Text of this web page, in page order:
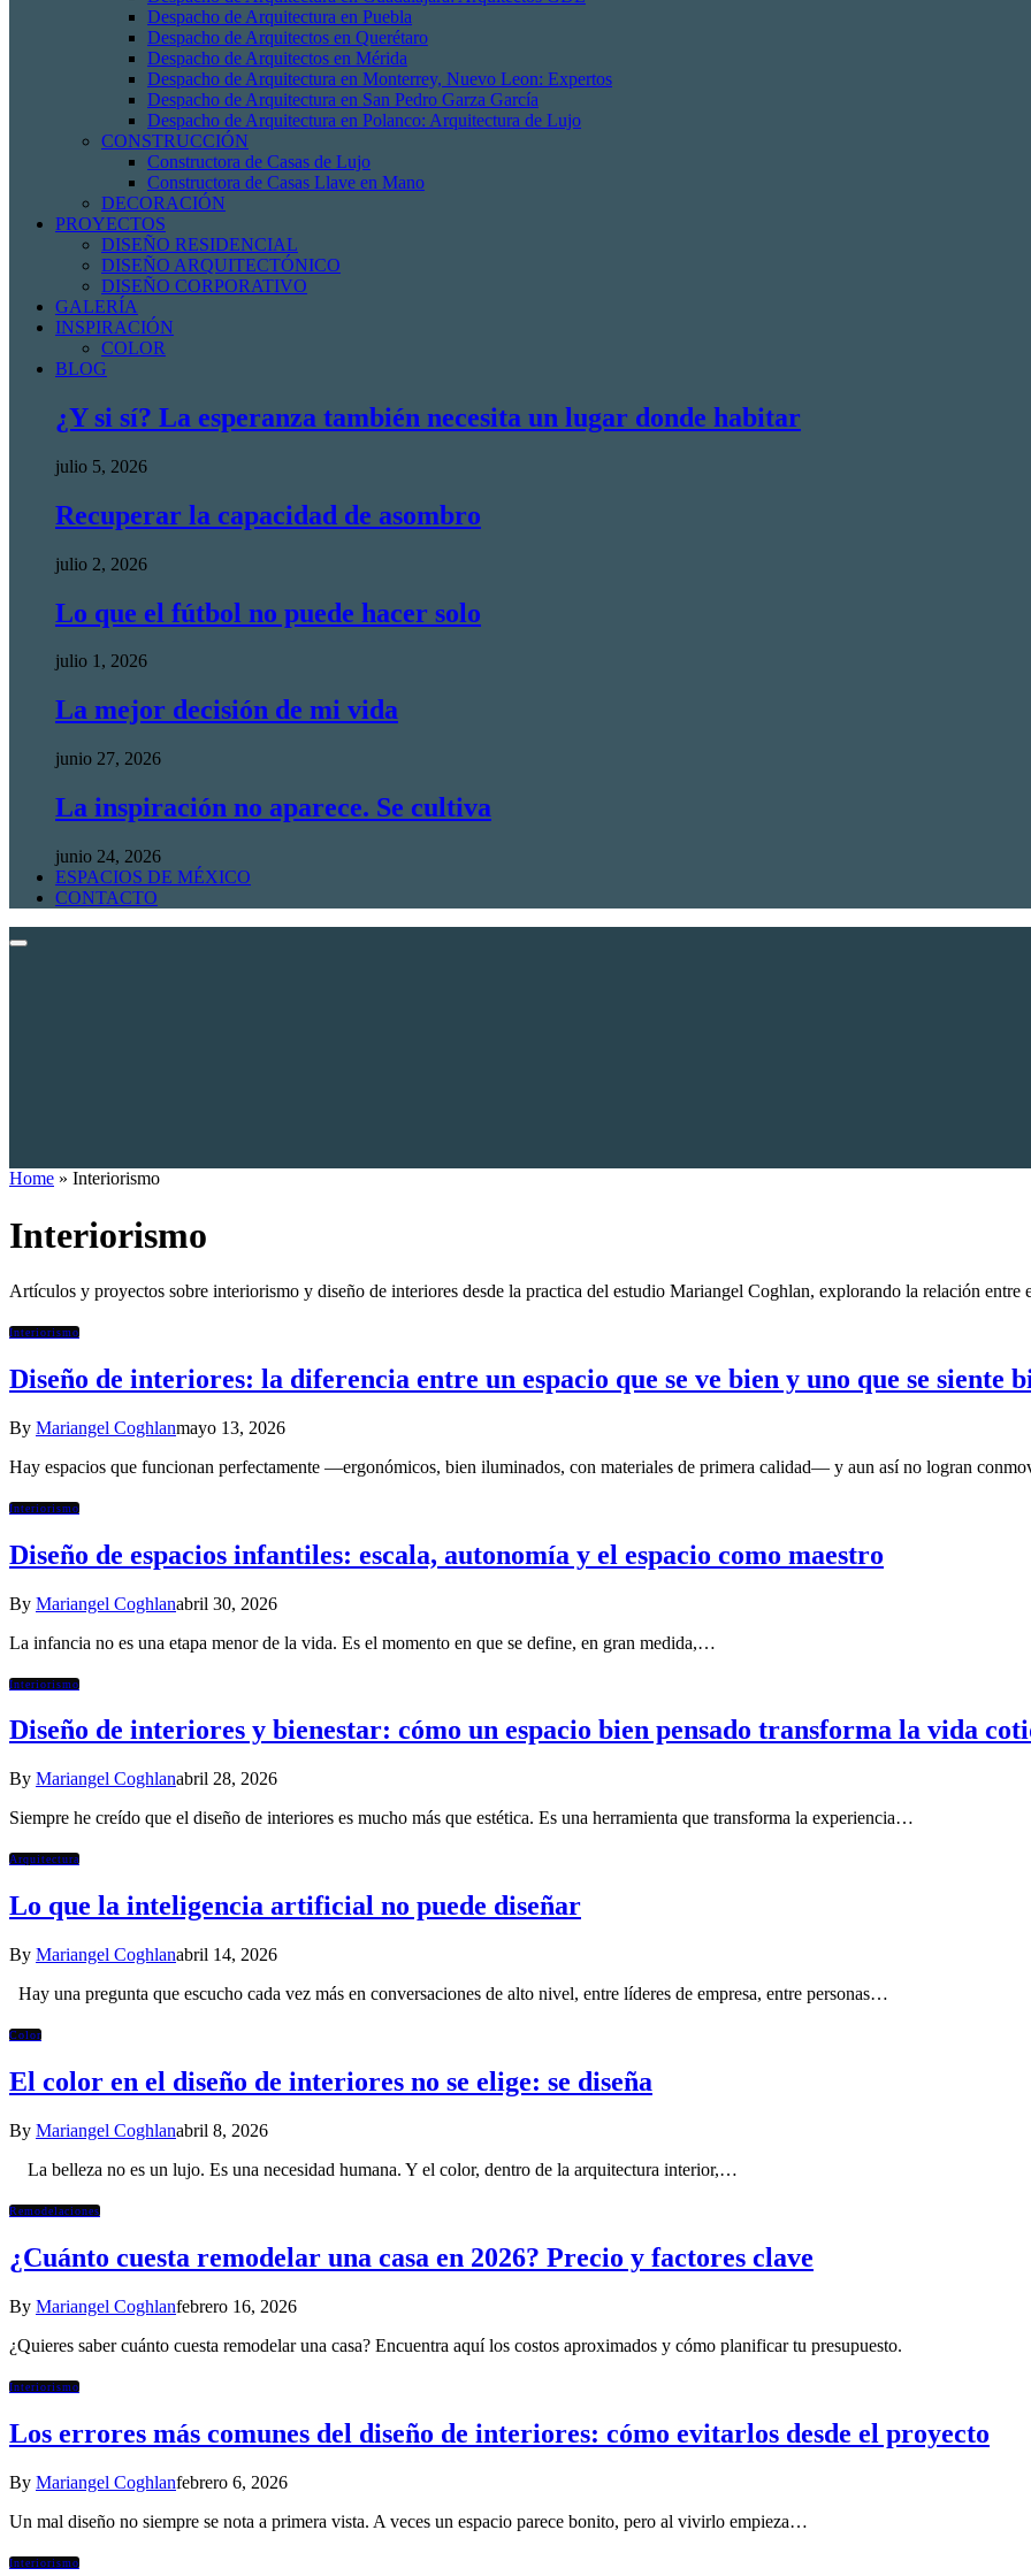
Despacho de Arquitectura en Puebla
Despacho de Arquitectos en Querétaro
Despacho de Arquitectos en Mérida
Despacho de Arquitectura en Monterrey, Nuevo Leon: Expertos
Despacho de Arquitectura en San Pedro Garza García
Despacho de Arquitectura en Polanco: Arquitectura de Lujo
CONSTRUCCIÓN
Constructora de Casas de Lujo
Constructora de Casas Llave en Mano
DECORACIÓN
PROYECTOS
DISEÑO RESIDENCIAL
DISEÑO ARQUITECTÓNICO
DISEÑO CORPORATIVO
GALERÍA
INSPIRACIÓN
COLOR
BLOG
¿Y si sí? La esperanza también necesita un lugar donde habitar
julio 5, 2026
Recuperar la capacidad de asombro
julio 2, 2026
Lo que el fútbol no puede hacer solo
julio 1, 2026
La mejor decisión de mi vida
junio 27, 2026
La inspiración no aparece. Se cultiva
junio 24, 2026
ESPACIOS DE MÉXICO
CONTACTO
Home » Interiorismo
Interiorismo
Artículos y proyectos sobre interiorismo y diseño de interiores desde la practica del estudio Mariangel Coghlan, explorando la relación entre
Interiorismo
Diseño de interiores: la diferencia entre un espacio que se ve bien y uno que se siente
By Mariangel Coghlanmayo 13, 2026
Hay espacios que funcionan perfectamente —ergonómicos, bien iluminados, con materiales de primera calidad— y aun así no logran
Interiorismo
Diseño de espacios infantiles: escala, autonomía y el espacio como maestro
By Mariangel Coghlanabril 30, 2026
La infancia no es una etapa menor de la vida. Es el momento en que se define, en gran medida,…
Interiorismo
Diseño de interiores y bienestar: cómo un espacio bien pensado transforma la vida
By Mariangel Coghlanabril 28, 2026
Siempre he creído que el diseño de interiores es mucho más que estética. Es una herramienta que transforma la experiencia…
Arquitectura
Lo que la inteligencia artificial no puede diseñar
By Mariangel Coghlanabril 14, 2026
Hay una pregunta que escucho cada vez más en conversaciones de alto nivel, entre líderes de empresa, entre personas…
Color
El color en el diseño de interiores no se elige: se diseña
By Mariangel Coghlanabril 8, 2026
La belleza no es un lujo. Es una necesidad humana. Y el color, dentro de la arquitectura interior,…
Remodelaciones
¿Cuánto cuesta remodelar una casa en 2026? Precio y factores clave
By Mariangel Coghlanfebrero 16, 2026
¿Quieres saber cuánto cuesta remodelar una casa? Encuentra aquí los costos aproximados y cómo planificar tu presupuesto.
Interiorismo
Los errores más comunes del diseño de interiores: cómo evitarlos desde el proyecto
By Mariangel Coghlanfebrero 6, 2026
Un mal diseño no siempre se nota a primera vista. A veces un espacio parece bonito, pero al vivirlo empieza…
Interiorismo